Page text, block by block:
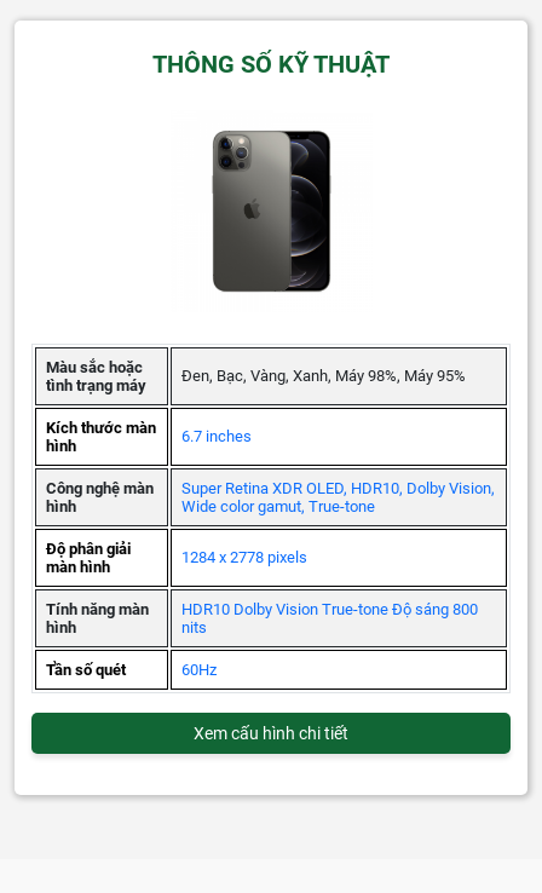
THÔNG SỐ KỸ THUẬT
Màu sắc hoặc
tình trạng máy
Đen, Bạc, Vàng, Xanh, Máy 98%, Máy 95%
Kích thước màn
hình
6.7 inches
Công nghệ màn
hình
Super Retina XDR OLED, HDR10, Dolby Vision,
Wide color gamut, True-tone
Độ phân giải
màn hình
1284 x 2778 pixels
Tính năng màn
hình
HDR10 Dolby Vision True-tone Độ sáng 800
nits
Tần số quét 60Hz
Xem cấu hình chi tiết